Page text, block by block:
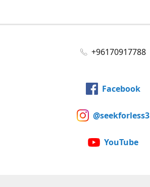
+96170917788
Facebook
@seekforless3
YouTube